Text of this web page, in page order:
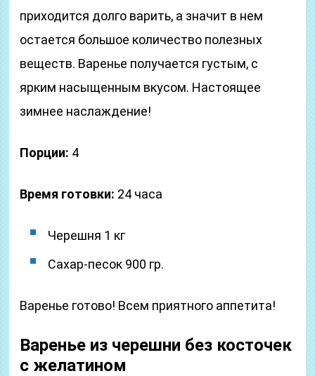
приходится долго варить, а значит в нем
остается большое количество полезных
веществ. Варенье получается густым, с
ярким насыщенным вкусом. Настоящее
зимнее наслаждение!
Порции: 4
Время готовки: 24 часа
Черешня 1 кг
Сахар-песок 900 гр.
Варенье готово! Всем приятного аппетита!
Варенье из черешни без косточек
с желатином